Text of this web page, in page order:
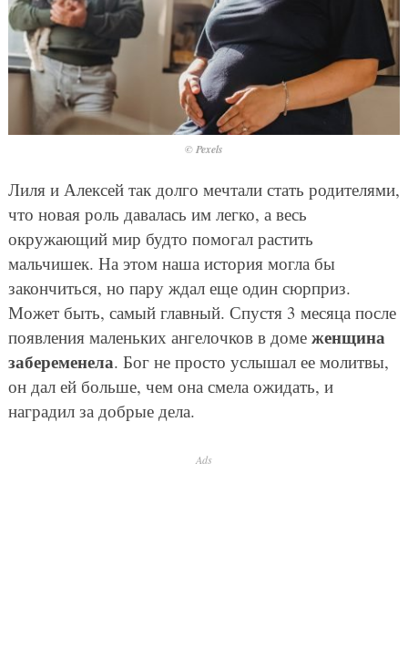
© Pexels
Лиля и Алексей так долго мечтали стать родителями,
что новая роль давалась им легко, а весь
окружающий мир будто помогал растить
мальчишек. На этом наша история могла бы
закончиться, но пару ждал еще один сюрприз.
Может быть, самый главный. Спустя 3 месяца после
появления маленьких ангелочков в доме женщина
забеременела. Бог не просто услышал ее молитвы,
он дал ей больше, чем она смела ожидать, и
наградил за добрые дела.
Ads